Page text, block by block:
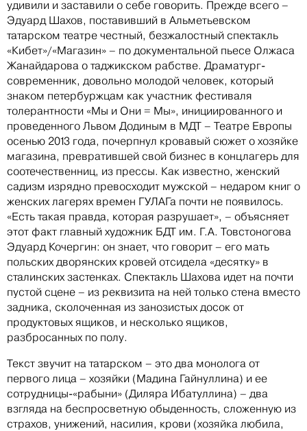
удивили и заставили о себе говорить. Прежде всего –
Эдуард Шахов, поставивший в Альметьевском
татарском театре честный, безжалостный спектакль
«Кибет»/«Магазин» – по документальной пьесе Олжаса
Жанайдарова о таджикском рабстве. Драматург-
современник, довольно молодой человек, который
знаком петербуржцам как участник фестиваля
толерантности «Мы и Они = Мы», инициированного и
проведенного Львом Додиным в МДТ – Театре Европы
осенью 2013 года, почерпнул кровавый сюжет о хозяйке
магазина, превратившей свой бизнес в концлагерь для
соотечественниц, из прессы. Как известно, женский
садизм изрядно превосходит мужской – недаром книг о
женских лагерях времен ГУЛАГа почти не появилось.
«Есть такая правда, которая разрушает», – объясняет
этот факт главный художник БДТ им. Г.А. Товстоногова
Эдуард Кочергин: он знает, что говорит – его мать
польских дворянских кровей отсидела «десятку» в
сталинских застенках. Спектакль Шахова идет на почти
пустой сцене – из реквизита на ней только стена вместо
задника, сколоченная из занозистых досок от
продуктовых ящиков, и несколько ящиков,
разбросанных по полу.
Текст звучит на татарском – это два монолога от
первого лица – хозяйки (Мадина Гайнуллина) и ее
сотрудницы-«рабыни» (Диляра Ибатуллина) – два
взгляда на беспросветную обыденность, сложенную из
страхов, унижений, насилия, крови (хозяйка любила,